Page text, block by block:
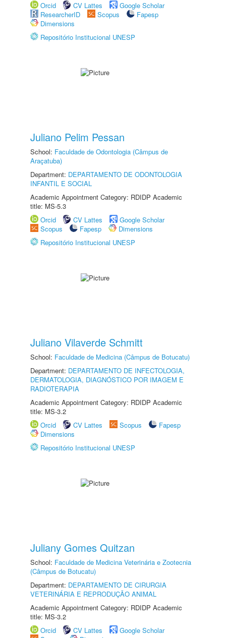
Orcid
CV Lattes
Google Scholar
ResearcherID
Scopus
Fapesp
Dimensions
Repositório Institucional UNESP
Juliano Pelim Pessan
School: Faculdade de Odontologia (Câmpus de
Araçatuba)
Department: DEPARTAMENTO DE ODONTOLOGIA
INFANTIL E SOCIAL
Academic Appointment Category: RDIDP Academic
title: MS-5.3
Orcid
CV Lattes
Google Scholar
Scopus
Fapesp
Dimensions
Repositório Institucional UNESP
Juliano Vilaverde Schmitt
School: Faculdade de Medicina (Câmpus de Botucatu)
Department: DEPARTAMENTO DE INFECTOLOGIA,
DERMATOLOGIA, DIAGNÓSTICO POR IMAGEM E
RADIOTERAPIA
Academic Appointment Category: RDIDP Academic
title: MS-3.2
Orcid
CV Lattes Scopus
Fapesp
Dimensions
Repositório Institucional UNESP
Juliany Gomes Quitzan
School: Faculdade de Medicina Veterinária e Zootecnia
(Câmpus de Botucatu)
Department: DEPARTAMENTO DE CIRURGIA
VETERINÁRIA E REPRODUÇÃO ANIMAL
Academic Appointment Category: RDIDP Academic
title: MS-3.2
Orcid
CV Lattes
Google Scholar